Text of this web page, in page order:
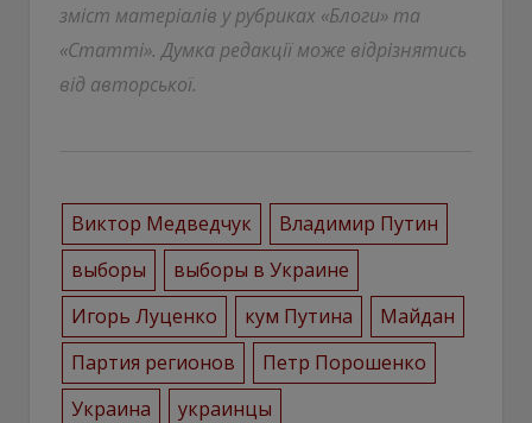
зміст матеріалів у рубриках «Блоги» та
«Статті». Думка редакції може відрізнятись
від авторської.
Виктор Медведчук
Владимир Путин
выборы
выборы в Украине
Игорь Луценко
кум Путина
Майдан
Партия регионов
Петр Порошенко
Украина
украинцы